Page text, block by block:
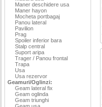
Maner deschidere usa
Maner hayon
Mocheta portbagaj
Panou lateral
Pavilion
Prag
Spoiler inferior bara
Stalp central
Suport aripa
Trager / Panou frontal
Trapa
Usa
Usa rezervor
Geamuri/Oglinzi:
Geam lateral fix
Geam oglinda
Geam triunghi
Geam usa